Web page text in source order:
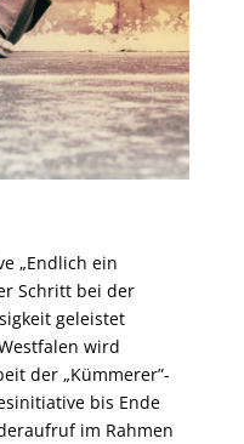
„Endlich ein
Schritt bei der
geleistet
wird
der „Kümmerer”-
bis Ende
im Rahmen